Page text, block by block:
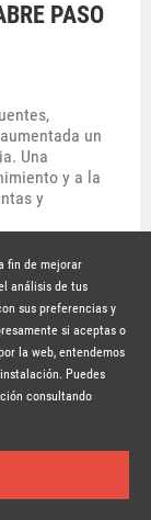
Buscar Suscríbete
PASO
un
Una
y a la
y
Condiciones de uso
fin de mejorar
análisis de tus
sus preferencias y
si aceptas o
la web, entendemos
Puedes
consultando